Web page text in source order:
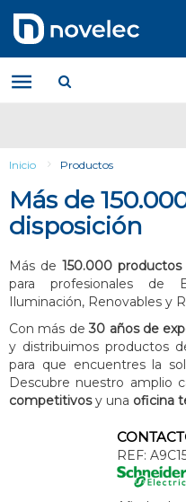
contenido
menú
de
navegación
Inicio Productos
Más de
disposición
Más de 150.000 productos
para profesionales de
Iluminación, Renovables y
Con más de30 años de
y distribuimos productos
para que encuentres la
Descubre nuestro amplio
competitivosy una oficina
REF: